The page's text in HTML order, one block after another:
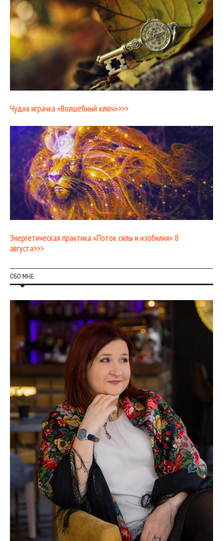
Чудна играчка «Волшебный ключ»>>>
Энергетическая практика «Поток силы и изобилия» 8
августа>>>
ОБО МНЕ